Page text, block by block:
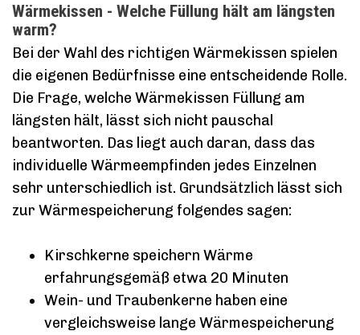
Wärmekissen - Welche Füllung hält am längsten
warm?
Bei der Wahl des richtigen Wärmekissen spielen
die eigenen Bedürfnisse eine entscheidende Rolle.
Die Frage, welche Wärmekissen Füllung am
längsten hält, lässt sich nicht pauschal
beantworten. Das liegt auch daran, dass das
individuelle Wärmeempfinden jedes Einzelnen
sehr unterschiedlich ist. Grundsätzlich lässt sich
zur Wärmespeicherung folgendes sagen:
Kirschkerne speichern Wärme
erfahrungsgemäß etwa 20 Minuten
Wein- und Traubenkerne haben eine
vergleichsweise lange Wärmespeicherung